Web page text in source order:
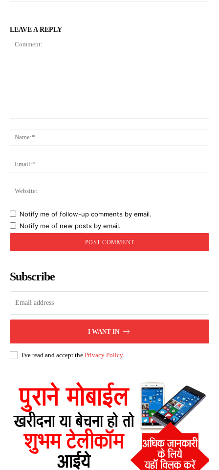
LEAVE A REPLY
Notify me of follow-up comments by email.
Notify me of new posts by email.
Subscribe
I WANT IN
I've read and accept the Privacy Policy.